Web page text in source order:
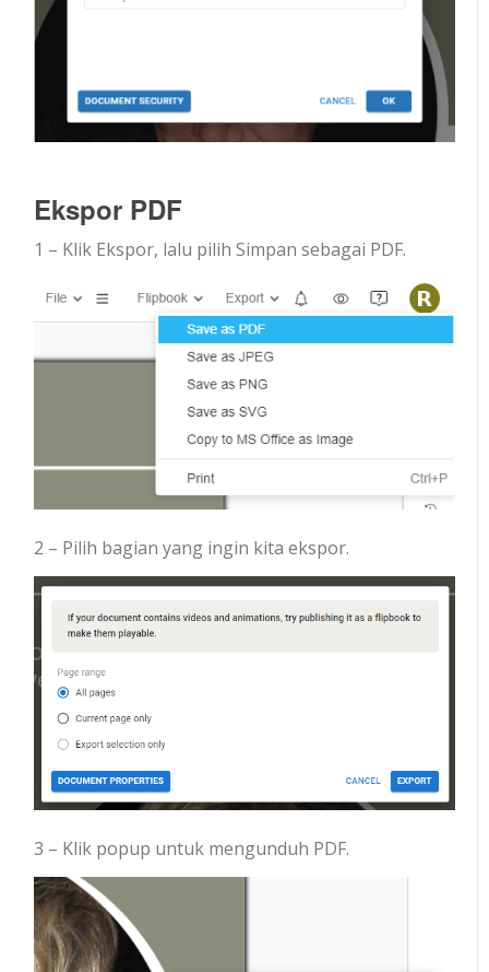
Ekspor PDF
1 – Klik Ekspor, lalu pilih Simpan sebagai PDF.
2 – Pilih bagian yang ingin kita ekspor.
3 – Klik popup untuk mengunduh PDF.